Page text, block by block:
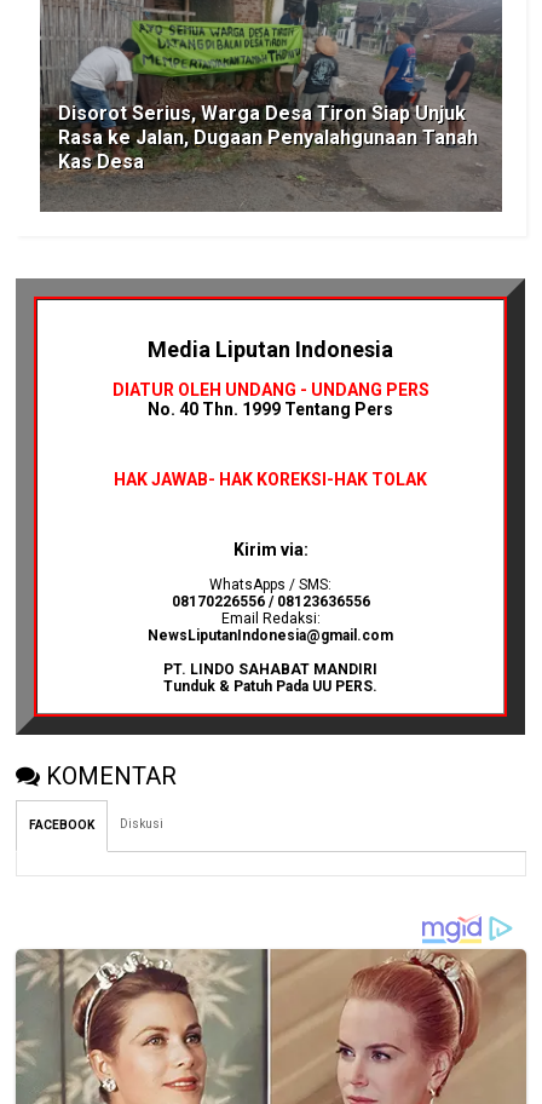
Disorot Serius, Warga Desa Tiron Siap Unjuk
Rasa ke Jalan, Dugaan Penyalahgunaan Tanah
Kas Desa
Media Liputan Indonesia
DIATUR OLEH UNDANG - UNDANG PERS
No. 40 Thn. 1999 Tentang Pers
HAK JAWAB- HAK KOREKSI-HAK TOLAK
Kirim via:
WhatsApps / SMS:
08170226556 / 08123636556
Email Redaksi:
NewsLiputanIndonesia@gmail.com
PT. LINDO SAHABAT MANDIRI
Tunduk & Patuh Pada UU PERS.
KOMENTAR
FACEBOOK Diskusi